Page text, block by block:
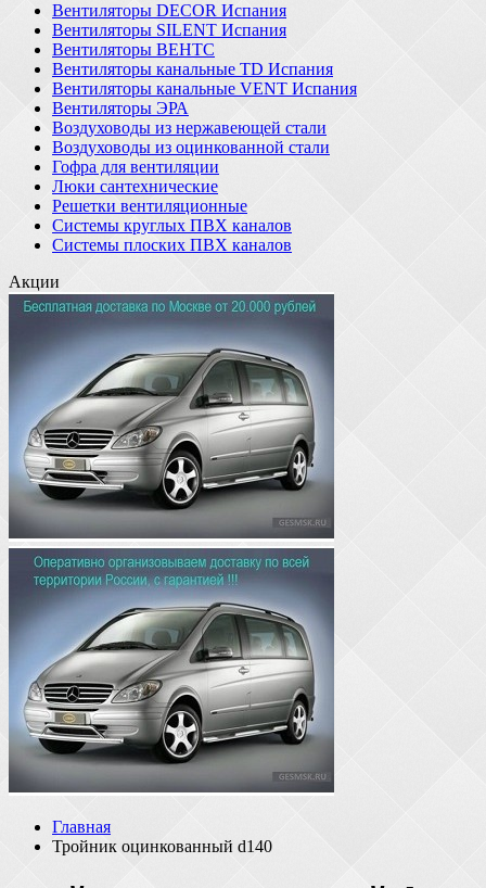
Вентиляторы DECOR Испания
Вентиляторы SILENT Испания
Вентиляторы ВЕНТС
Вентиляторы канальные TD Испания
Вентиляторы канальные VENT Испания
Вентиляторы ЭРА
Воздуховоды из нержавеющей стали
Воздуховоды из оцинкованной стали
Гофра для вентиляции
Люки сантехнические
Решетки вентиляционные
Системы круглых ПВХ каналов
Системы плоских ПВХ каналов
Акции
Главная
Тройник оцинкованный d140